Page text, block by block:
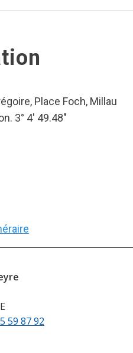
Place Foch, Millau
3° 4′ 49.48″
59 87 92